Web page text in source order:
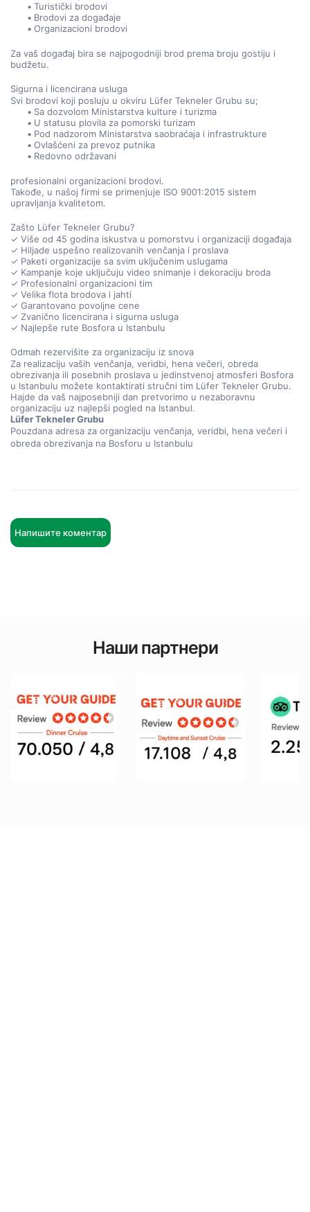
Turistički brodovi
Brodovi za događaje
Organizacioni brodovi
Za vaš događaj bira se najpogodniji brod prema broju gostiju i
budžetu.
Sigurna i licencirana usluga
Svi brodovi koji posluju u okviru Lüfer Tekneler Grubu su;
Sa dozvolom Ministarstva kulture i turizma
U statusu plovila za pomorski turizam
Pod nadzorom Ministarstva saobraćaja i infrastrukture
Ovlašćeni za prevoz putnika
Redovno održavani
profesionalni organizacioni brodovi.
Takođe, u našoj firmi se primenjuje ISO 9001:2015 sistem
upravljanja kvalitetom.
Zašto Lüfer Tekneler Grubu?
✓ Više od 45 godina iskustva u pomorstvu i organizaciji događaja
✓ Hiljade uspešno realizovanih venčanja i proslava
✓ Paketi organizacije sa svim uključenim uslugama
✓ Kampanje koje uključuju video snimanje i dekoraciju broda
✓ Profesionalni organizacioni tim
✓ Velika flota brodova i jahti
✓ Garantovano povoljne cene
✓ Zvanično licencirana i sigurna usluga
✓ Najlepše rute Bosfora u Istanbulu
Odmah rezervišite za organizaciju iz snova
Za realizaciju vaših venčanja, veridbi, hena večeri, obreda
obrezivanja ili posebnih proslava u jedinstvenoj atmosferi Bosfora
u Istanbulu možete kontaktirati stručni tim Lüfer Tekneler Grubu.
Hajde da vaš najposebniji dan pretvorimo u nezaboravnu
organizaciju uz najlepši pogled na Istanbul.
Lüfer Tekneler Grubu
Pouzdana adresa za organizaciju venčanja, veridbi, hena večeri i
obreda obrezivanja na Bosforu u Istanbulu
Напишите коментар
Наши партнери